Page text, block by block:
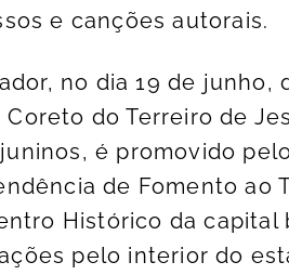
e canções autorais.
no dia 19 de junho,
do Terreiro de
é promovido
de Fomento ao
Histórico da capital
pelo interior do